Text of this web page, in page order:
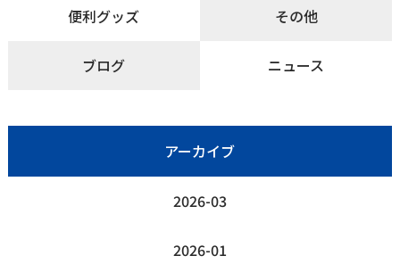
便利グッズ その他
ブログ ニュース
アーカイブ
2026-03
2026-01